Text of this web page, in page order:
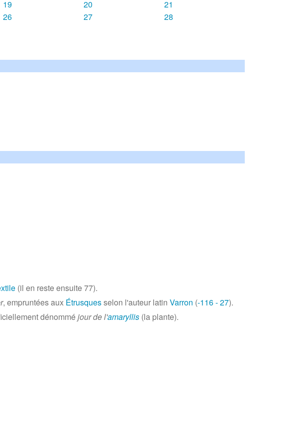
19 20
21
26 27
28
(il en reste ensuite 77).
, empruntées aux Étrusquesselon l'auteur latin Varron (-116- 27).
dénomméjour de l'amaryllis (la plante).